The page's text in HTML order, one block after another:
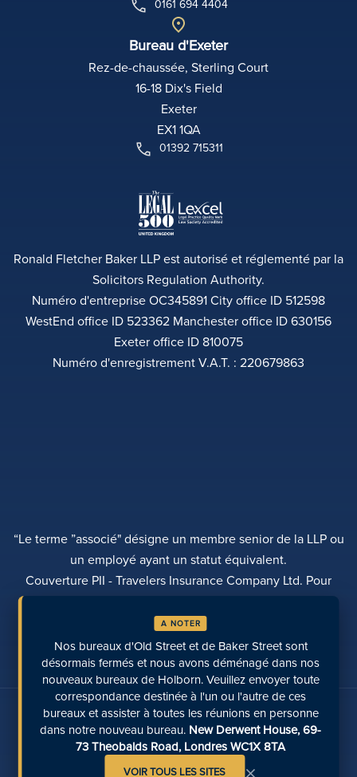
0161 694 4404
Bureau d'Exeter
Rez-de-chaussée, Sterling Court
16-18 Dix's Field
Exeter
EX1 1QA
01392 715311
Ronald Fletcher Baker LLP est autorisé et réglementé par la
Solicitors Regulation Authority.
Numéro d'entreprise OC345891 City office ID 512598
WestEnd office ID 523362 Manchester office ID 630156
Exeter office ID 810075
Numéro d'enregistrement V.A.T. : 220679863
“Le terme ”associé" désigne un membre senior de la LLP ou
un employé ayant un statut équivalent.
Couverture PII - Travelers Insurance Company Ltd. Pour
POLITIQUE DE CONFIDENTIALITÉ
TRANSPARENCE DIVERSITÉ
EFFECTUER UN PAIEMENT LOCALISATION DES SITES
PAGES RÉCENTES
Parlez-nous sur les médias sociaux
A NOTER
Nos bureaux d'Old Street et de Baker Street sont
désormais fermés et nous avons déménagé dans nos
nouveaux bureaux de Holborn. Veuillez envoyer toute
correspondance destinée à l'un ou l'autre de ces
bureaux et assister à toutes les réunions en personne
dans notre nouveau bureau. New Derwent House, 69-
73 Theobalds Road, Londres WC1X 8TA
VOIR TOUS LES SITES